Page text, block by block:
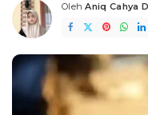
Posted
by
Oleh Aniq Cahya